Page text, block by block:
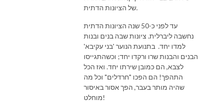
של הציונות הדתית.
עד לפני כ-50 שנה הציונות הדתית
נחשבה ליברלית. ציונות שבה בנים ובנות
למדו יחד. בתנועת הנוער 'בני עקיבא'
הבנים והבנות שרו ורקדו יחד; וכשהתגייסו
לצבא, הם כמובן שירתו יחד. ואז הכל
התהפך! הם הפכו "חרדלים" וכל מה
שהיה מותר בעבר, הפך אסור באיסור
מוחלט!